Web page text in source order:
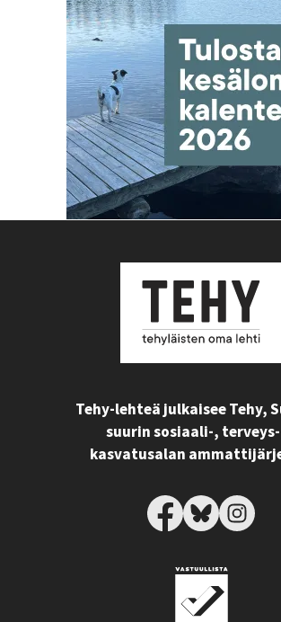
Tehy-lehteä julkaisee Tehy,
suurin sosiaali-,
kasvatusalan